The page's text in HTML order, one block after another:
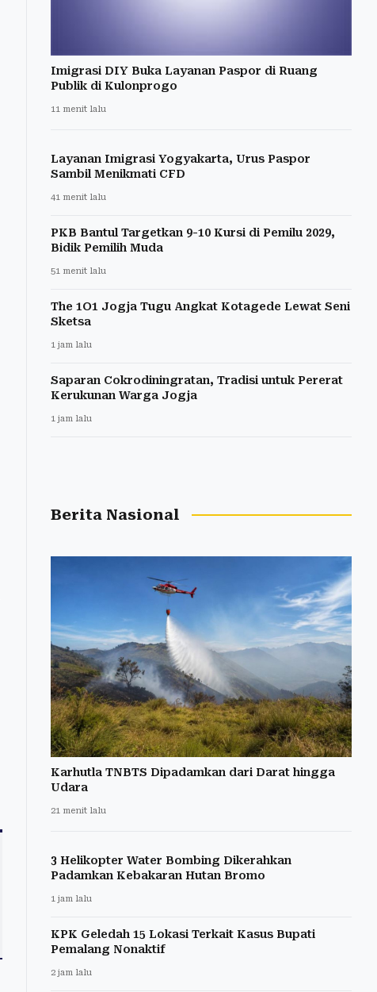
Imigrasi DIY Buka Layanan Paspor di Ruang
Publik di Kulonprogo
11 menit lalu
Layanan Imigrasi Yogyakarta, Urus Paspor
Sambil Menikmati CFD
41 menit lalu
PKB Bantul Targetkan 9-10 Kursi di Pemilu 2029,
Bidik Pemilih Muda
51 menit lalu
The 1O1 Jogja Tugu Angkat Kotagede Lewat Seni
Sketsa
1 jam lalu
Saparan Cokrodiningratan, Tradisi untuk Pererat
Kerukunan Warga Jogja
1 jam lalu
Berita Nasional
Karhutla TNBTS Dipadamkan dari Darat hingga
Udara
21 menit lalu
3 Helikopter Water Bombing Dikerahkan
Padamkan Kebakaran Hutan Bromo
1 jam lalu
KPK Geledah 15 Lokasi Terkait Kasus Bupati
Pemalang Nonaktif
2 jam lalu